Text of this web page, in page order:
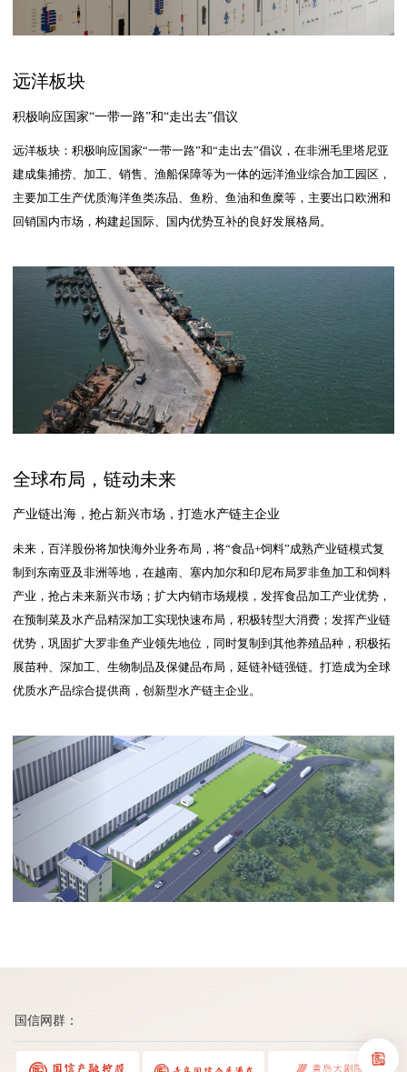
远洋板块
积极响应国家“一带一路”和“走出去”倡议
远洋板块：积极响应国家“一带一路”和“走出去”倡议，在非洲毛里塔尼亚
建成集捕捞、加工、销售、渔船保障等为一体的远洋渔业综合加工园区，
主要加工生产优质海洋鱼类冻品、鱼粉、鱼油和鱼糜等，主要出口欧洲和
回销国内市场，构建起国际、国内优势互补的良好发展格局。
全球布局，链动未来
产业链出海，抢占新兴市场，打造水产链主企业
未来，百洋股份将加快海外业务布局，将“食品+饲料”成熟产业链模式复
制到东南亚及非洲等地，在越南、塞内加尔和印尼布局罗非鱼加工和饲料
产业，抢占未来新兴市场；扩大内销市场规模，发挥食品加工产业优势，
在预制菜及水产品精深加工实现快速布局，积极转型大消费；发挥产业链
优势，巩固扩大罗非鱼产业领先地位，同时复制到其他养殖品种，积极拓
展苗种、深加工、生物制品及保健品布局，延链补链强链。打造成为全球
优质水产品综合提供商，创新型水产链主企业。
国信网群：